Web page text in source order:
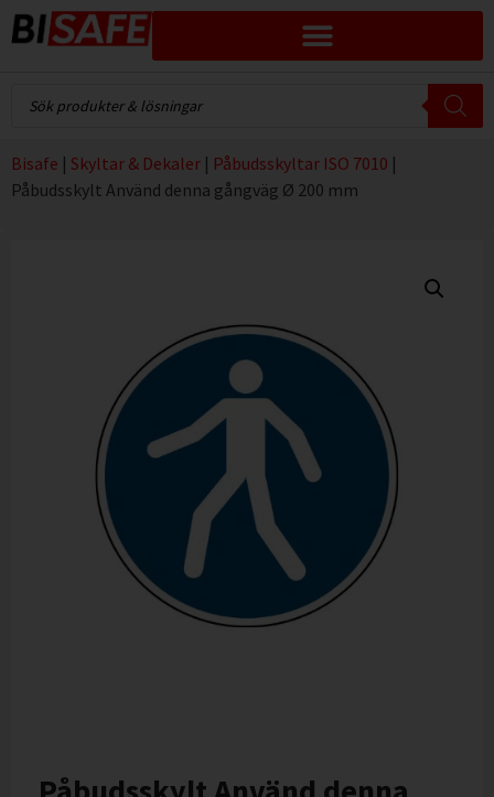
Bisafe | Skyltar & Dekaler | Påbudsskyltar ISO 7010 |
Påbudsskylt Använd denna gångväg Ø 200 mm